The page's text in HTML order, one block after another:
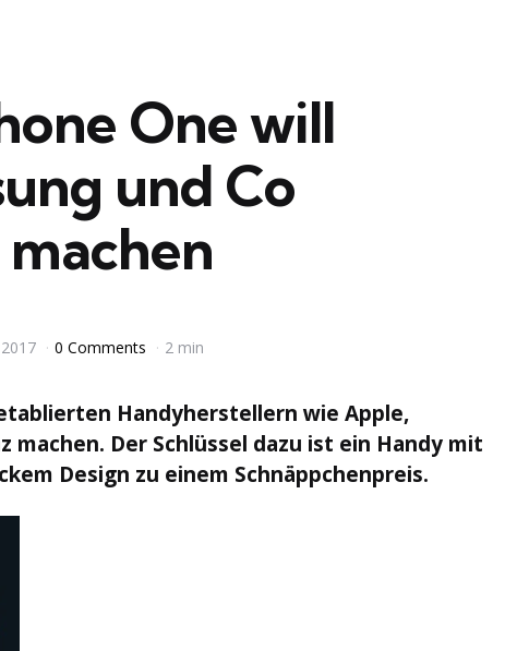
One will
und Co
0 Comments 2 min
Handyherstellern wie Apple,
machen. Der Schlüssel dazu ist ein Handy mit
Design zu einem Schnäppchenpreis.